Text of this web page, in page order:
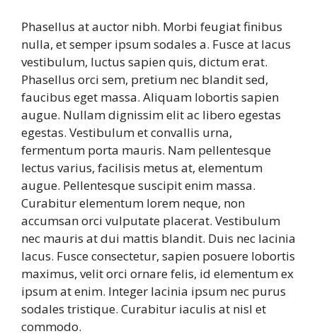
Phasellus at auctor nibh. Morbi feugiat finibus
nulla, et semper ipsum sodales a. Fusce at lacus
vestibulum, luctus sapien quis, dictum erat.
Phasellus orci sem, pretium nec blandit sed,
faucibus eget massa. Aliquam lobortis sapien
augue. Nullam dignissim elit ac libero egestas
egestas. Vestibulum et convallis urna,
fermentum porta mauris. Nam pellentesque
lectus varius, facilisis metus at, elementum
augue. Pellentesque suscipit enim massa.
Curabitur elementum lorem neque, non
accumsan orci vulputate placerat. Vestibulum
nec mauris at dui mattis blandit. Duis nec lacinia
lacus. Fusce consectetur, sapien posuere lobortis
maximus, velit orci ornare felis, id elementum ex
ipsum at enim. Integer lacinia ipsum nec purus
sodales tristique. Curabitur iaculis at nisl et
commodo.